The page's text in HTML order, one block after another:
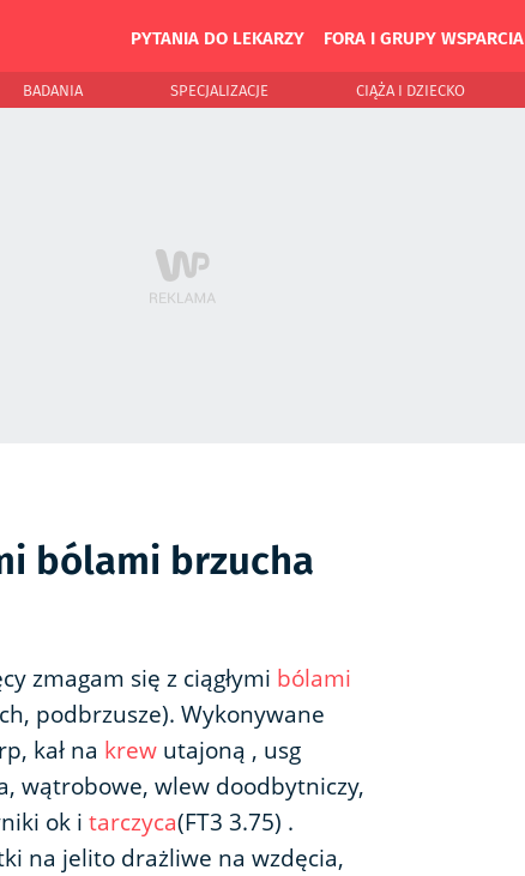
PYTANIA DO LEKARZY FORA I GRUPY WSPARCIA
BADANIA SPECJALIZACJE CIĄŻA I DZIECKO
bólami brzucha
zmagam się z ciągłymi bólami
podbrzusze). Wykonywane
kał na krew utajoną , usg
wątrobowe, wlew doodbytniczy,
ok i tarczyca(FT3 3.75) .
na jelito drażliwe na wzdęcia,